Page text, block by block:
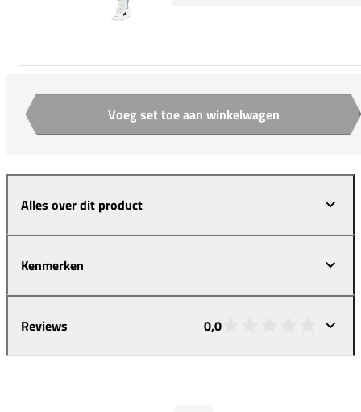
Aantal Voeg set toe aan winkelwagen
Alles over dit product
Kenmerken
Reviews 0,0